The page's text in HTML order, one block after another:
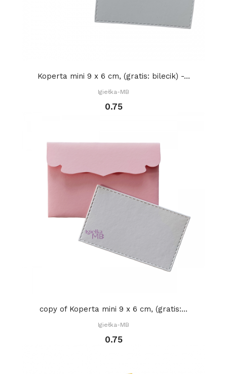
Koperta mini 9 x 6 cm, (gratis: bilecik) -...
Igiełka-MB
0.75
copy of Koperta mini 9 x 6 cm, (gratis:...
Igiełka-MB
0.75